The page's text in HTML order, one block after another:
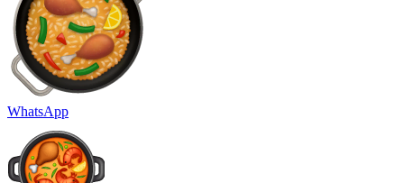
WhatsApp